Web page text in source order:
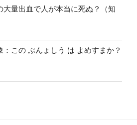
大量出血で人が本当に死ぬ？（知
：この ぶんょしう は よめすまか？